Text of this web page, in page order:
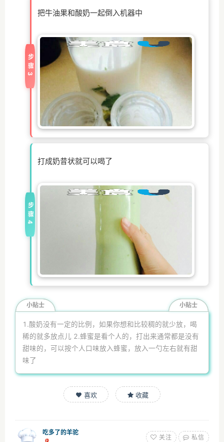
把牛油果和酸奶一起倒入机器中
步骤3
打成奶昔状就可以喝了
步骤4
小贴士 小贴士
1.酸奶没有一定的比例，如果你想和比较稠的就少放，喝
稀的就多放点儿 2.蜂蜜是看个人的，打出来通常都是没有
甜味的，可以按个人口味放入蜂蜜，放入一勺左右就有甜
味了
喜欢 收藏
吃多了的羊驼
关注 私信